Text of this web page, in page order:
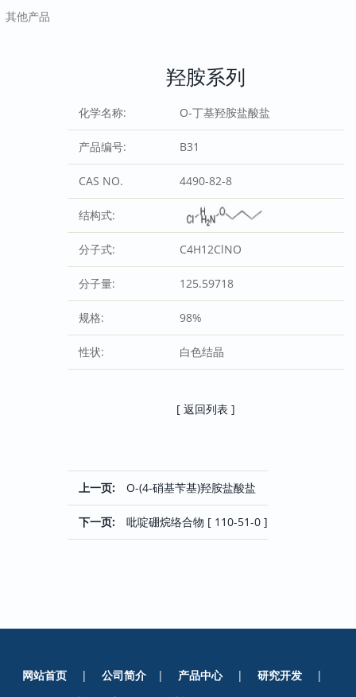
其他产品
羟胺系列
化学名称: O-丁基羟胺盐酸盐
产品编号: B31
CAS NO. 4490-82-8
结构式:
分子式: C4H12ClNO
分子量: 125.59718
规格: 98%
性状: 白色结晶
[ 返回列表 ]
上一页: O-(4-硝基苄基)羟胺盐酸盐
下一页: 吡啶硼烷络合物 [ 110-51-0 ]
网站首页 | 公司简介 | 产品中心 | 研究开发
|